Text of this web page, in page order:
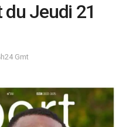
Jeudi 21
Gmt